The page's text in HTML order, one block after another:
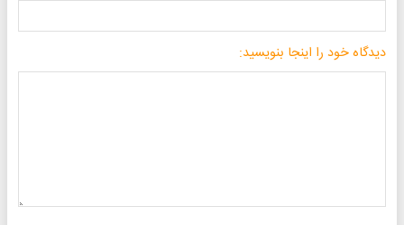
دیدگاه خود را اینجا بنویسید: